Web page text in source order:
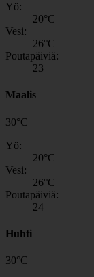
Yö:
20°C
Vesi:
26°C
Poutapäiviä:
23
Maalis
30°C
Yö:
20°C
Vesi:
26°C
Poutapäiviä:
24
Huhti
30°C